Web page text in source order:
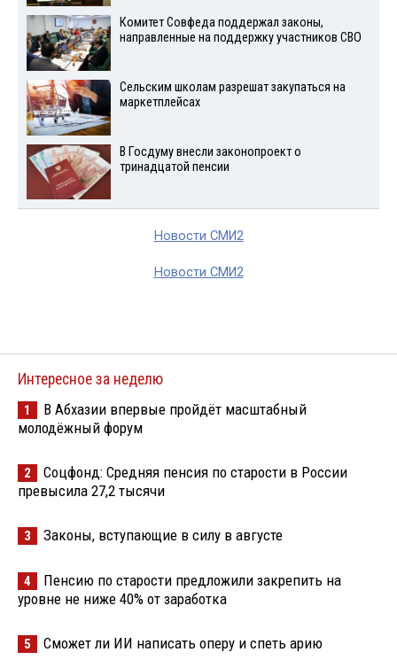
Комитет Совфеда поддержал законы,
направленные на поддержку участников СВО
Сельским школам разрешат закупаться на
маркетплейсах
В Госдуму внесли законопроект о
тринадцатой пенсии
Новости СМИ2
Новости СМИ2
Интересное за неделю
1
В Абхазии впервые пройдёт масштабный
молодёжный форум
2
Соцфонд: Средняя пенсия по старости в России
превысила 27,2 тысячи
3 Законы, вступающие в силу в августе
4
Пенсию по старости предложили закрепить на
уровне не ниже 40% от заработка
5 Сможет ли ИИ написать оперу и спеть арию